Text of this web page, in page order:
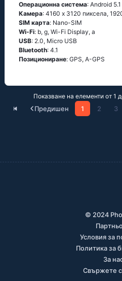
Операционна система: Аndrоid
Камера: 4160 x 3120 пиксела,
SIM карта: Nano-SIM
Wi-Fi: b, g, Wi-Fi Disрlаy, а
USB: 2.0, Micro USB
Bluetooth: 4.1
Позициониране: GРS, А-GРS
Показване на елементи от 1
Предишен
1 2 3
© 2024
Условия за
Политика за
За
Свържете